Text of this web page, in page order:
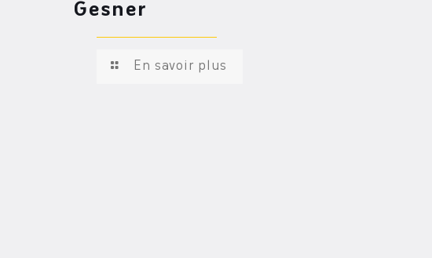
Gesner
En savoir plus